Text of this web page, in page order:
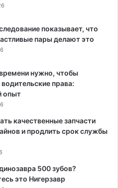
показывает, что
пары делают это
нужно, чтобы
права:
опыт
качественные запчасти
и продлить срок службы
500 зубов?
это Нигерзавр